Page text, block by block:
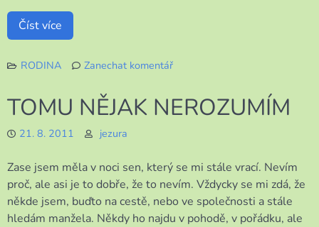
Číst více
RODINA
Zanechat komentář
SVATBA
TOMU NĚJAK NEROZUMÍM
21. 8. 2011 jezura
Zase jsem měla v noci sen, který se mi stále vrací. Nevím
proč, ale asi je to dobře, že to nevím. Vždycky se mi zdá, že
někde jsem, buďto na cestě, nebo ve společnosti a stále
hledám manžela. Někdy ho najdu v pohodě, v pořádku, ale